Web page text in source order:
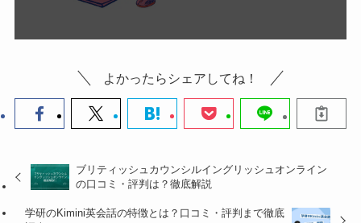
よかったらシェアしてね！
ブリティッシュカウンシルイングリッシュオンライン
の口コミ・評判は？徹底解説
学研のKimini英会話の特徴とは？口コミ・評判まで徹底